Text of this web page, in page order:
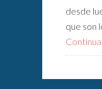
desde
que son